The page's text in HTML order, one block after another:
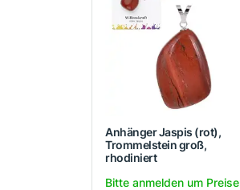
Anhänger Jaspis (rot),
Trommelstein groß,
rhodiniert
Bitte anmelden um Preise